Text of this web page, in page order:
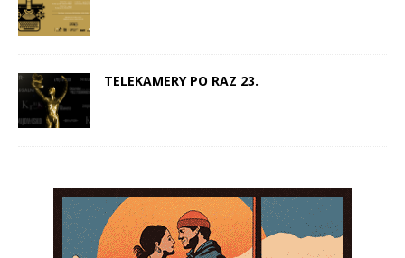
TELEKAMERY PO RAZ 23.